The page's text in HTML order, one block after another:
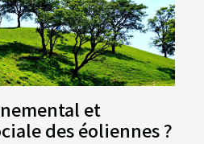
et
des éoliennes ?